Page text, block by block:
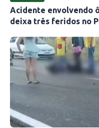
Acidente envolvendo
deixa três feridos no